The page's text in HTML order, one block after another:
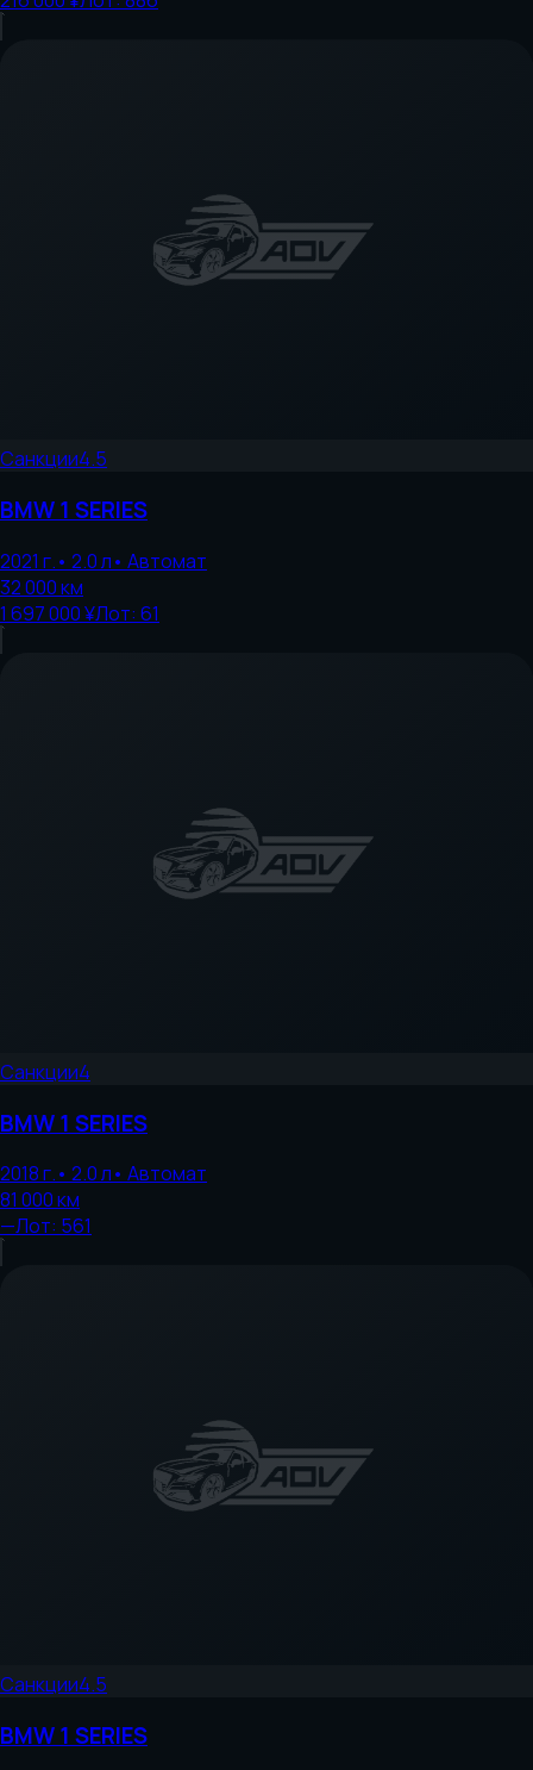
Санкции4.5
BMW1 SERIES
2021 г.• 2.0л• Автомат
32 000км
1 697 000 ¥Лот: 61
Санкции4
BMW1 SERIES
2018г.• 2.0л• Автомат
81 000км
—Лот: 561
Санкции4.5
BMW1 SERIES